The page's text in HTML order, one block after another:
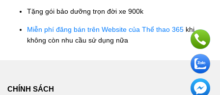
Tặng gói bảo dưỡng trọn đời xe 900k
Miễn phí đăng bán trên Website của Thể thao 365 khi
không còn nhu cầu sử dụng nữa
CHÍNH SÁCH